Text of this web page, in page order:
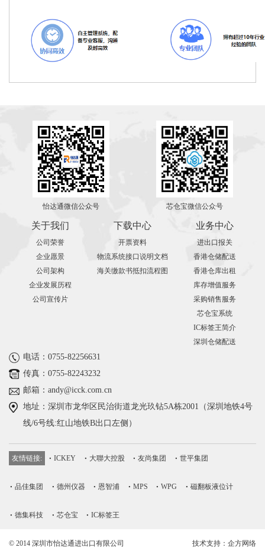
怡达通微信公众号 芯仓宝微信公众号
关于我们
公司荣誉
企业愿景
公司架构
企业发展历程
公司宣传片
下载中心
开票资料
物流系统接口说明文档
海关缴款书抵扣流程图
业务中心
进出口报关
香港仓储配送
香港仓库出租
库存增值服务
采购销售服务
芯仓宝系统
IC标签王简介
深圳仓储配送
电话：0755-82256631
传真：0755-82243232
邮箱：andy@icck.com.cn
地址：深圳市龙华区民治街道龙光玖钻5A栋2001（深圳地铁4号
线/6号线:红山地铁B出口左侧）
友情链接: ICKEY 大聯大控股 友尚集团 世平集团
品佳集团 德州仪器 恩智浦 MPS WPG 磁翻板液位计
德集科技 芯仓宝 IC标签王
© 2014 深圳市怡达通进出口有限公司 技术支持：企方网络